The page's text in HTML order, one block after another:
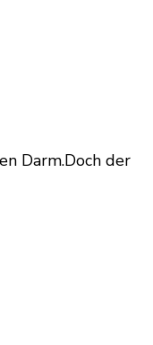
Darm.Doch der